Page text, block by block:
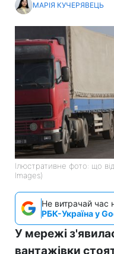
МАРІЯ КУЧЕРЯВЕЦЬ
Ілюстративне фото: що
Images)
Не витрачай час
РБК-Україна у
У мережі
вантажівки